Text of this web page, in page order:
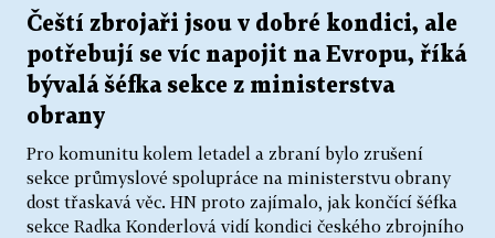
Čeští zbrojaři jsou v dobré kondici, ale
potřebují se víc napojit na Evropu, říká
bývalá šéfka sekce z ministerstva
obrany
Pro komunitu kolem letadel a zbraní bylo zrušení
sekce průmyslové spolupráce na ministerstvu obrany
dost třaskavá věc. HN proto zajímalo, jak končící šéfka
sekce Radka Konderlová vidí kondici českého zbrojního